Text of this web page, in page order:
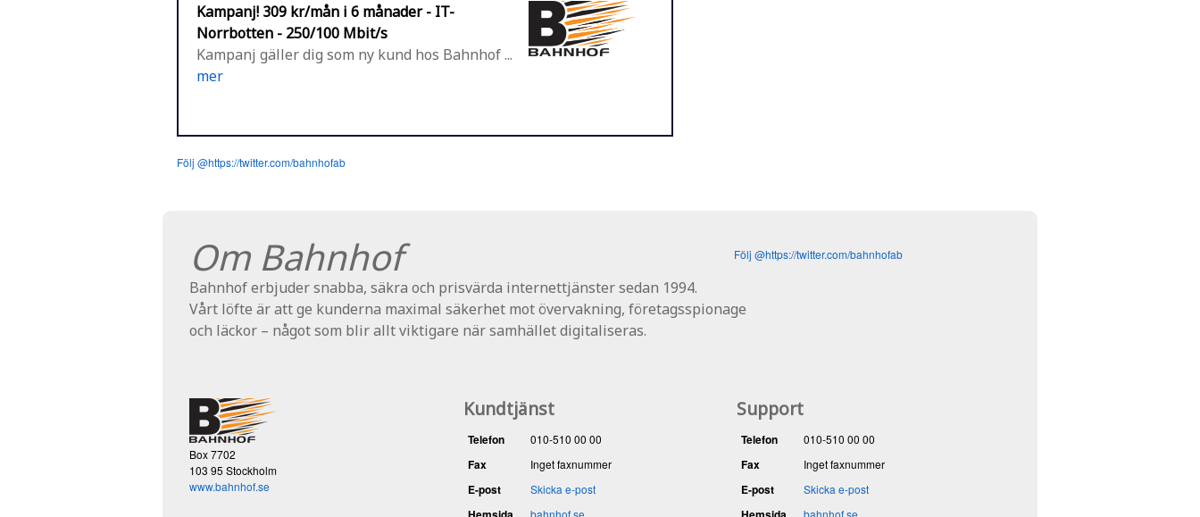
Kampanj! 309 kr/mån i 6 månader - IT-
Norrbotten - 250/100 Mbit/s
Kampanj gäller dig som ny kund hos Bahnhof ...
mer
Följ @https://twitter.com/bahnhofab
Följ @https://twitter.com/bahnhofab
Om Bahnhof
Bahnhof erbjuder snabba, säkra och prisvärda internettjänster sedan 1994.
Vårt löfte är att ge kunderna maximal säkerhet mot övervakning, företagsspionage
och läckor – något som blir allt viktigare när samhället digitaliseras.
Box 7702
103 95 Stockholm
www.bahnhof.se
Kundtjänst
Telefon 010-510 00 00
Fax Inget faxnummer
E-post Skicka e-post
bahnhof.se...
Support
Telefon 010-510 00 00
Fax Inget faxnummer
E-post Skicka e-post
bahnhof.se...